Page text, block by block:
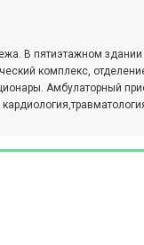
В пятиэтажном
комплекс,
Амбулаторный
диагностики: КТ, УЗИ,